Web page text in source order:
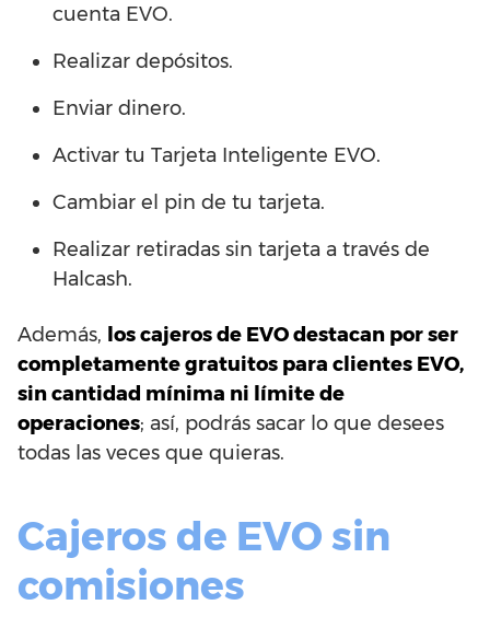
cuenta EVO.
Realizar depósitos.
Enviar dinero.
Activar tu Tarjeta Inteligente EVO.
Cambiar el pin de tu tarjeta.
Realizar retiradas sin tarjeta a través de
Halcash.
Además, los cajeros de EVO destacan por ser
completamente gratuitos para clientes EVO,
sin cantidad mínima ni límite de
operaciones; así, podrás sacar lo que desees
todas las veces que quieras.
Cajeros de EVO sin
comisiones